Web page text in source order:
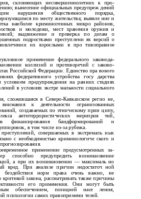
склоняющих несовершеннолетних к про­
вынесение официальных предупреж­ дений
нарушения общественного порядка,
по месту жительства; выявле­ ние и
наиболее криминогенных микро­ районов,
и молодежи, мест хранения оружия и
выдвижение и проверка по делам о
подростками преступлени­ ях версий о
их взрослыми в про­ тивоправное
применение федерального законода­
коллизий и противоречий с законо­
Российской Федерации. Единство пра­ вового
федеративного устройства госу­ дарства
условием предупреждения на ранних стадиях
в условиях экстре­ мальности социального
сложившаяся в Северо-Кавказском регио­ не,
к деятельности огранизованных
создаваемых по этническому прин­ ципу,
антитеррористических мероприя­ тий,
финансирования бандформирований и
в том числе из-за рубежа.
совершаемых в экстремаль­ ных
с необходимостью криминологиче­ ского и
применение предусмотренных за­
способно предупредить возникновение
а при их возникновении — максималь­ но
вред. При анализе причин недостаточ­ ной
бездействия норм права очень важно, не
критикой закона, рассматривать также причины
его применения. Они могут быть
обеспечением, позицией насе­ ления,
психологии самих правопримени­ телей.